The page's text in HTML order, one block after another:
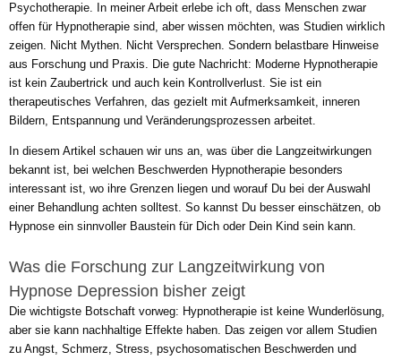
Psychotherapie. In meiner Arbeit erlebe ich oft, dass Menschen zwar
offen für Hypnotherapie sind, aber wissen möchten, was Studien wirklich
zeigen. Nicht Mythen. Nicht Versprechen. Sondern belastbare Hinweise
aus Forschung und Praxis. Die gute Nachricht: Moderne Hypnotherapie
ist kein Zaubertrick und auch kein Kontrollverlust. Sie ist ein
therapeutisches Verfahren, das gezielt mit Aufmerksamkeit, inneren
Bildern, Entspannung und Veränderungsprozessen arbeitet.
In diesem Artikel schauen wir uns an, was über die Langzeitwirkungen
bekannt ist, bei welchen Beschwerden Hypnotherapie besonders
interessant ist, wo ihre Grenzen liegen und worauf Du bei der Auswahl
einer Behandlung achten solltest. So kannst Du besser einschätzen, ob
Hypnose ein sinnvoller Baustein für Dich oder Dein Kind sein kann.
Was die Forschung zur Langzeitwirkung von
Hypnose Depression bisher zeigt
Die wichtigste Botschaft vorweg: Hypnotherapie ist keine Wunderlösung,
aber sie kann nachhaltige Effekte haben. Das zeigen vor allem Studien
zu Angst, Schmerz, Stress, psychosomatischen Beschwerden und